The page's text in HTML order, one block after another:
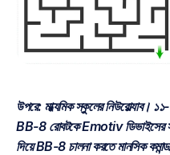
উপরে: মাধ্যমিক স্কুলের নিউরোল্যাব। ১১-
BB-8 রোবটকে Emotiv ডিভাইসের
দিয়ে BB-8 চালনা করতে মানসিক